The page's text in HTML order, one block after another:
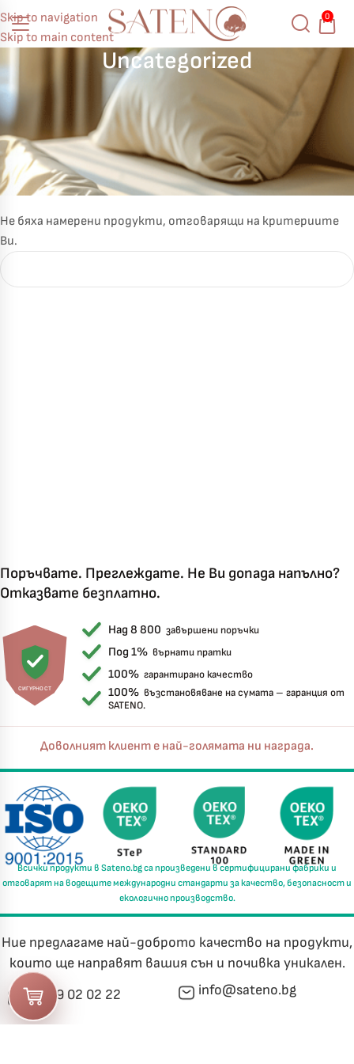
Skip to navigation
Skip to main content
0
Uncategorized
Не бяха намерени продукти, отговарящи на критериите
Ви.
Поръчвате. Преглеждате. Не Ви допада напълно?
Отказвате безплатно.
СИГУРНОСТ
Над 8 800 завършени поръчки
Под 1% върнати пратки
100% гарантирано качество
100% възстановяване на сумата – гаранция от
SATENO.
Доволният клиент е най-голямата ни награда.
Всички продукти в Sateno.bgса произведени всертифицирани фабрики и
отговарят на водещите международни стандарти закачество, безопасност и
екологично производство.
Ние предлагаме най-доброто качество на продукти,
които ще направят вашия сън и почивка уникален.
0889 02 02 22
info@sateno.bg
19,00 €0 €
Светлосиво и Антрацит Пепел от Рози